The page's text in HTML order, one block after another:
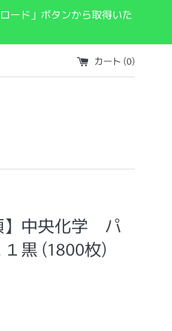
ード」ボタンから取得いた
カート (0)
】中央化学 パ
１黒 (1800枚)